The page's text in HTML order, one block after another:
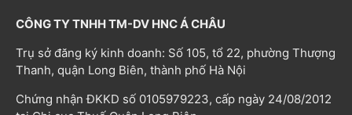
CÔNG TY TNHH TM-DV HNC Á CHÂU
Trụ sở đăng ký kinh doanh: Số 105, tổ 22, phường Thượng
Thanh, quận Long Biên, thành phố Hà Nội
Chứng nhận ĐKKD số 0105979223, cấp ngày 24/08/2012